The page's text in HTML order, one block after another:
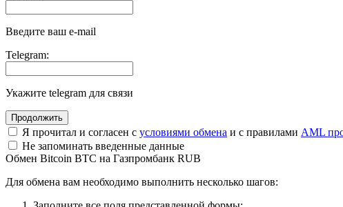
Введите ваш e-mail
Telegram:
Укажите telegram для связи
Я прочитал и согласен с условиями обмена и с правилами AML
Не запоминать введенные данные
Обмен Bitcoin BTC на Газпромбанк RUB
Для обмена вам необходимо выполнить несколько шагов: